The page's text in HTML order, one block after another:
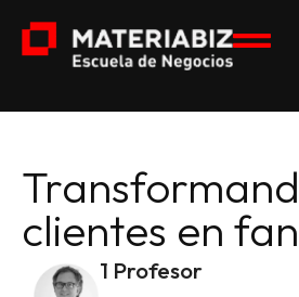
clientes en
1 Profesor